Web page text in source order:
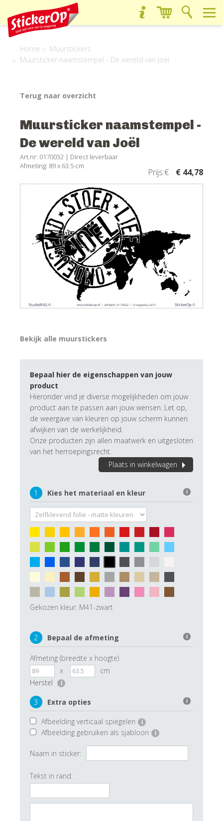
Home
Muurstickers
Muursticker naamstempel - De wereld van Joël
Terug naar overzicht
Muursticker naamstempel -
De wereld van Joël
Art.nr: 0170032 | Direct leverbaar
Afmeting: 89 x 63.5 cm
Prijs:€ € 44,78
Bekijk alle muurstickers
Bepaal hier de eigenschappen van jouw
product
Hieronder vind je diverse mogelijkheden om jouw
product aan te passen aan jouw wensen. Let op,
de weergave van kleuren op jouw scherm kunnen
afwijken van de werkelijkheid.
Onze producten zijn allen maatwerk en uitgesloten
van het herroepingsrecht.
Plaats in winkelwagen
1 Kies het materiaal en kleur i
Gekozen kleur: M41-zwart
2 Bepaal de afmeting i
Afmeting (breedte x hoogte)
x
cm
Herstel
i
3 Extra opties i
Afbeelding verticaal spiegelen i
Afbeelding gebruiken als sjabloon i
Naam in sticker:
Tekst in rand: